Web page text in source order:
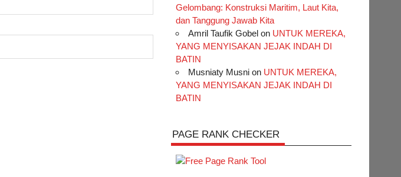
Gelombang: Konstruksi Maritim, Laut Kita,
dan Tanggung Jawab Kita
Amril Taufik Gobelon UNTUK MEREKA,
YANG MENYISAKAN JEJAK INDAH DI
BATIN
Musniaty Musnion UNTUK MEREKA,
YANG MENYISAKAN JEJAK INDAH DI
BATIN
PAGE RANK CHECKER